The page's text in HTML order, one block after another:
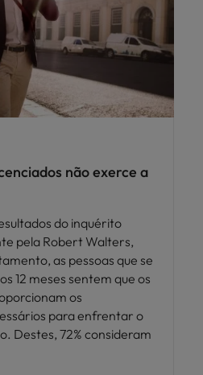
não exerce a
do inquérito
pela Robert Walters,
as pessoas que se
12 meses sentem que os
os
para enfrentar o
Destes, 72% consideram